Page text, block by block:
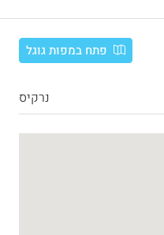
פתח במפות גוגל
נרקיס